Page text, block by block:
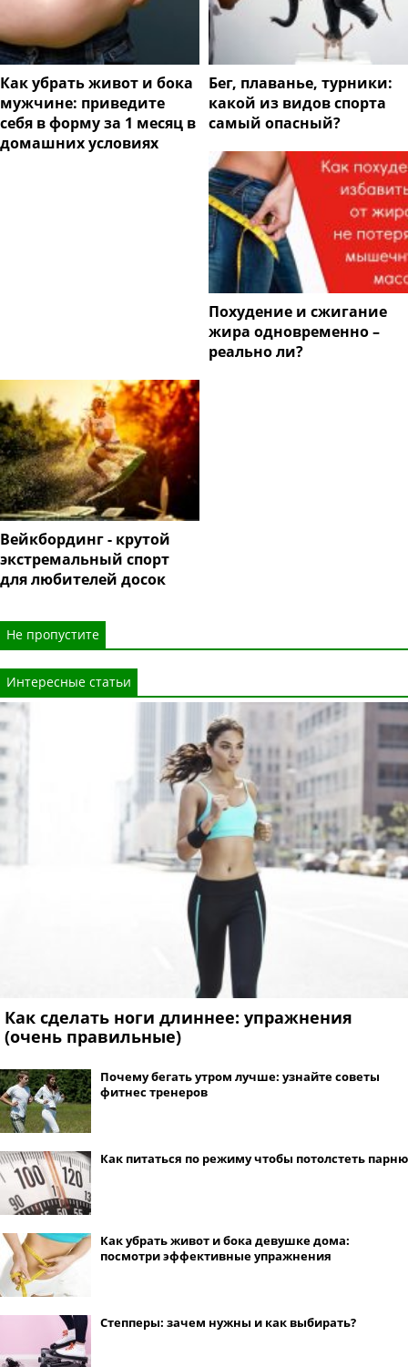
Как убрать живот и бока
мужчине: приведите
себя в форму за 1 месяц в
домашних условиях
Бег, плаванье, турники:
какой из видов спорта
самый опасный?
Похудение и сжигание
жира одновременно –
реально ли?
Вейкбординг - крутой
экстремальный спорт
для любителей досок
Не пропустите
Интересные статьи
Как сделать ноги длиннее: упражнения
(очень правильные)
Почему бегать утром лучше: узнайте советы
фитнес тренеров
Как питаться по режиму чтобы потолстеть парню
Как убрать живот и бока девушке дома:
посмотри эффективные упражнения
Степперы: зачем нужны и как выбирать?